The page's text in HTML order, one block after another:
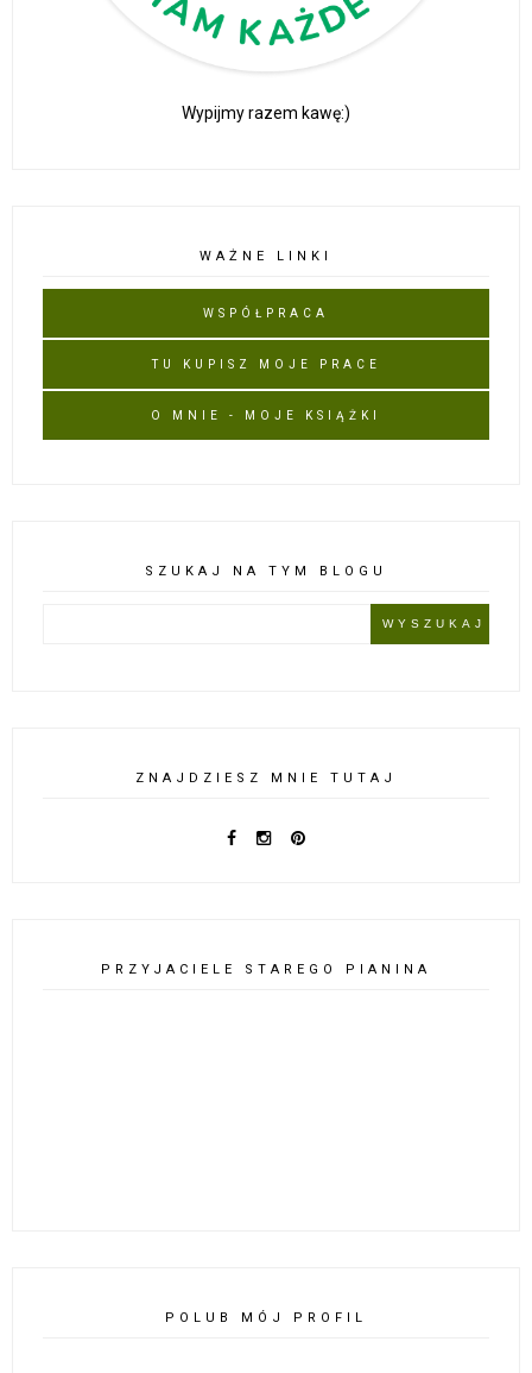
Wypijmy razem kawę:)
WAŻNE LINKI
WSPÓŁPRACA
TU KUPISZ MOJE PRACE
O MNIE - MOJE KSIĄŻKI
SZUKAJ NA TYM BLOGU
ZNAJDZIESZ MNIE TUTAJ
PRZYJACIELE STAREGO PIANINA
POLUB MÓJ PROFIL